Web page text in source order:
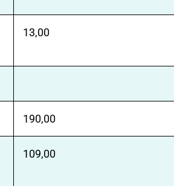
13,00
190,00
109,00